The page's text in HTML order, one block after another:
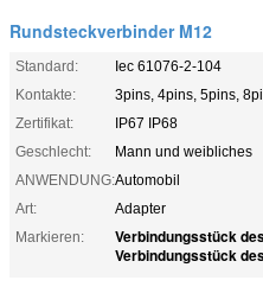
Rundsteckverbinder M12
Standard:
Iec 61076-2-104
Kontakte:
3pins, 4pins, 5pins,
Zertifikat:
IP67 IP68
Geschlecht:
Mann und weibliches
ANWENDUNG:Automobil
Art:
Adapter
Markieren:
Verbindungsstück
Verbindungsstück